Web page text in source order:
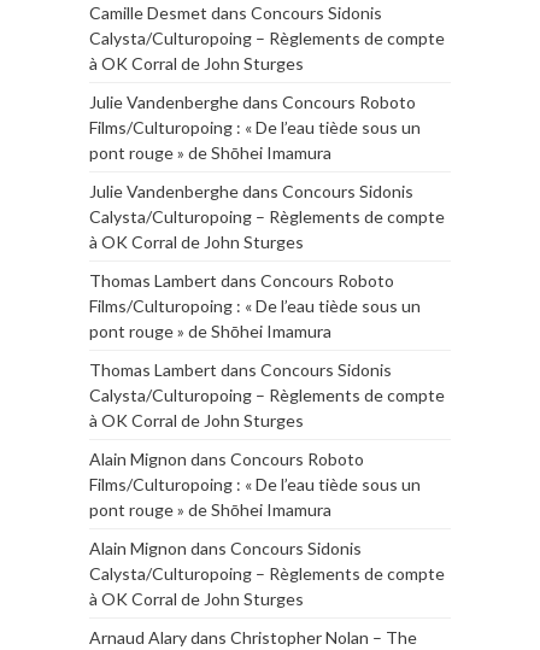
Camille Desmet dans Concours Sidonis
Calysta/Culturopoing – Règlements de compte
à OK Corral de John Sturges
Julie Vandenberghedans Concours Roboto
Films/Culturopoing : « De l’eau tiède sous un
pont rouge » de Shōhei Imamura
Julie Vandenberghedans Concours Sidonis
Calysta/Culturopoing – Règlements de compte
à OK Corral de John Sturges
Thomas Lambert dans Concours Roboto
Films/Culturopoing : « De l’eau tiède sous un
pont rouge » de Shōhei Imamura
Thomas Lambert dans Concours Sidonis
Calysta/Culturopoing – Règlements de compte
à OK Corral de John Sturges
Alain Mignon dans Concours Roboto
Films/Culturopoing : « De l’eau tiède sous un
pont rouge » de Shōhei Imamura
Alain Mignon dans Concours Sidonis
Calysta/Culturopoing – Règlements de compte
à OK Corral de John Sturges
Arnaud Alarydans Christopher Nolan – The